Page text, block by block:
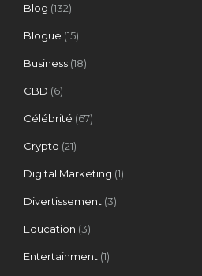
Blog (132)
Blogue (15)
Business (18)
CBD (6)
Célébrité (67)
Crypto (21)
Digital Marketing (1)
Divertissement (3)
Education (3)
Entertainment (1)